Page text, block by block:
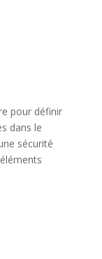
pour définir
dans le
sécurité